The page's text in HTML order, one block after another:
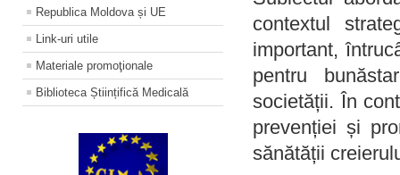
Republica Moldova și UE
Link-uri utile
Materiale promoţionale
Biblioteca Științifică Medicală
contextul
important,
pentru
societății. În
prevenției și
sănătății